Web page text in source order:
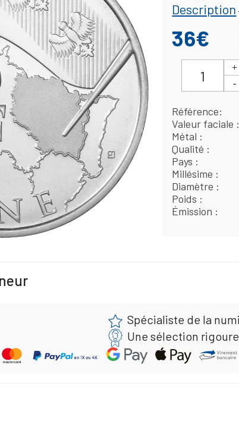
Description
36€
Référence
Valeur faciale
Métal
Qualité
Pays
Millésime
Diamètre
Poids
Émission
Spécialiste de la
Une sélection